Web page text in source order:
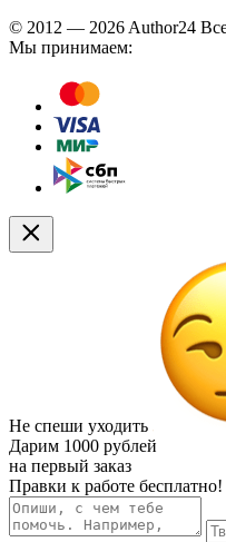
© 2012 — 2026 Author24
Мы принимаем:
Не спеши уходить
Дарим 1000 рублей
на первый заказ
Правки к работе бесплатно!